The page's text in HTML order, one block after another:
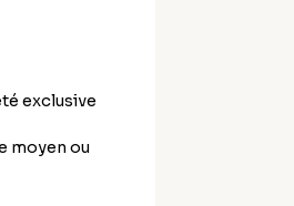
exclusive
moyen ou